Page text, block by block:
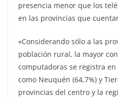
presencia menor que los
en las provincias que
«Considerando sólo a las
población rural, la mayor
computadoras se registra
como Neuquén (64,7%) y
provincias del centro y la